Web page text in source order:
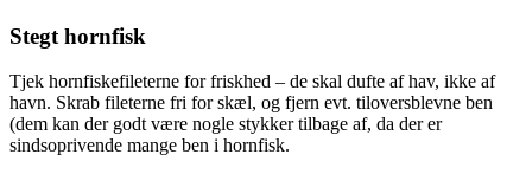
Stegt hornfisk
Tjek hornfiskefileterne for friskhed – de skal dufte af hav, ikke af
havn. Skrab fileterne fri for skæl, og fjern evt. tiloversblevne ben
(dem kan der godt være nogle stykker tilbage af, da der er
sindsoprivende mange ben i hornfisk.